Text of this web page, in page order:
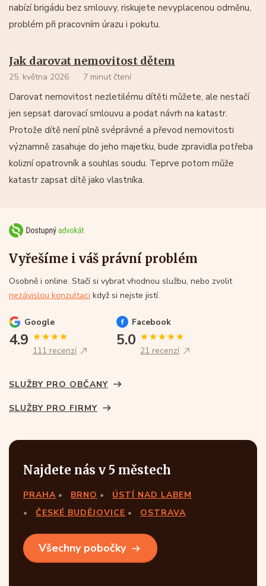
nabízí brigádu bez smlouvy, riskujete nevyplacenou odměnu,
problém při pracovním úrazu i pokutu.
Jak darovat nemovitost dětem
25. května 2026 7 minut čtení
Darovat nemovitost nezletilému dítěti můžete, ale nestačí
jen sepsat darovací smlouvu a podat návrh na katastr.
Protože dítě není plně svéprávné a převod nemovitosti
významně zasahuje do jeho majetku, bude zpravidla potřeba
kolizní opatrovník a souhlas soudu. Teprve potom může
katastr zapsat dítě jako vlastníka.
Vyřešíme i váš právní problém
Osobně i online. Stačí si vybrat vhodnou službu, nebo zvolit
nezávislou konzultaci když si nejste jistí.
Google
4.9
111 recenzí
Facebook
5.0
21 recenzí
SLUŽBY PRO OBČANY
SLUŽBY PRO FIRMY
Najdete nás v 5 městech
PRAHA BRNO
ÚSTÍ NAD LABEM
ČESKÉ BUDĚJOVICE
OSTRAVA
Všechny pobočky